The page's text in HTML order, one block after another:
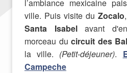
l’ambiance mexicaine
ville. Puis visite du Zocalo
Santa Isabelavant
morceau ducircuit des
la ville. (Petit-déjeuner).
Campeche